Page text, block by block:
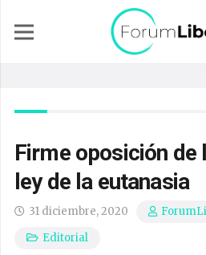
Firme oposición de
ley de la eutanasia
31 diciembre, 2020
Editorial